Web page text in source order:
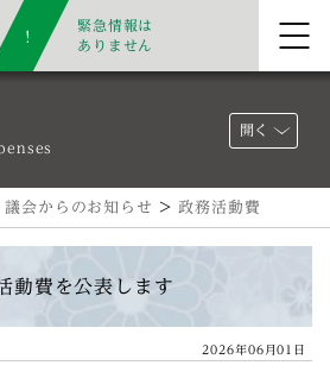
緊急情報は
ありません
開く
議会からのお知らせ > 政務活動費
動費を公表します
2026年06月01日